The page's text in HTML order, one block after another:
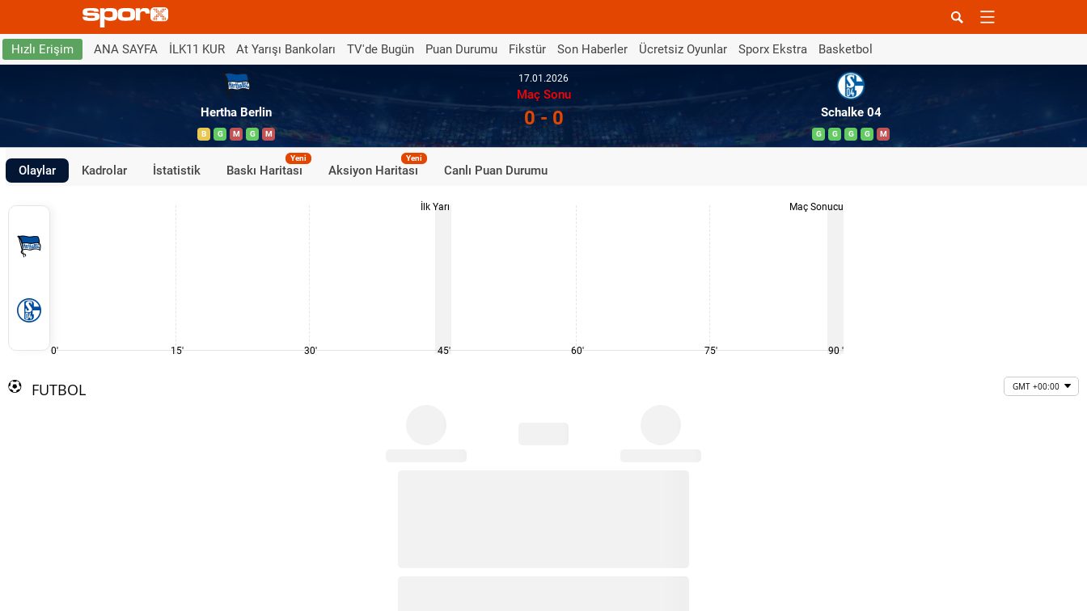
Hızlı Erişim ANA SAYFA İLK11 KUR At Yarışı Bankoları TV'de Bugün Puan Durumu Fikstür Son Haberler Ücretsiz Oyunlar Sporx Ekstra Basketbol
Hertha Berlin
B G M G M
17.01.2026
Maç Sonu
0 - 0 Schalke 04
G G G G M
Olaylar Kadrolar İstatistik Baskı Haritası
Yeni
Aksiyon Haritası
Yeni
Canlı Puan Durumu
0' 15' 30'
İlk Yarı
45' 60' 75'
Maç Sonucu
90 '
FUTBOL GMT +00:00